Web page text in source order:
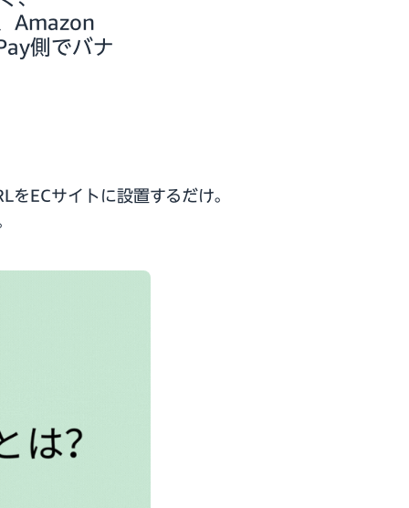
Amazon
側でバナ
ECサイトに設置するだけ。